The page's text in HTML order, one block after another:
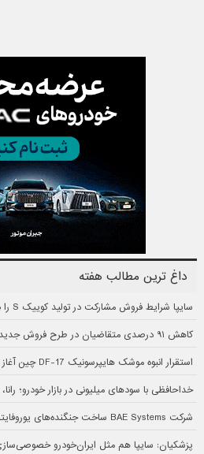
داغ ترین مطالب هفته
سایپا شرایط فروش مشارکت در تولید کوییک S را در مرداد 1405 اعلام کرد
کاهش ۹۱ درصدی متقاضیان در طرح فروش جدید ایران خودرو
استقرار انبوه موشک هایپرسونیک DF-17 چین آغاز شد؛ سلاحی با رهگیری بسیار دشوار
خداحافظی با سودهای میلیونی در بازار خودرو؛
شرکت BAE Systems ساخت جنگنده‌های یوروفایتر تایفون برای ترکیه را کلید زد
پزشکیان: سایپا هم مثل ایران‌خودرو